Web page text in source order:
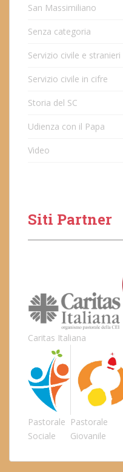
San Massimiliano
Senza categoria
Servizio civile e stranieri
Servizio civile in cifre
Storia del SC
Udienza con il Papa
Video
Siti Partner
Caritas Italiana
Pastorale
Sociale
Pastorale
Giovanile